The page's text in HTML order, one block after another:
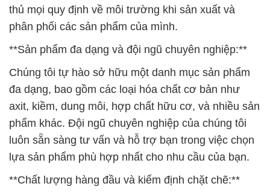
thủ mọi quy định về môi trường khi sản xuất và
phân phối các sản phẩm của mình.
**Sản phẩm đa dạng và đội ngũ chuyên nghiệp:**
Chúng tôi tự hào sở hữu một danh mục sản phẩm
đa dạng, bao gồm các loại hóa chất cơ bản như
axit, kiềm, dung môi, hợp chất hữu cơ, và nhiều sản
phẩm khác. Đội ngũ chuyên nghiệp của chúng tôi
luôn sẵn sàng tư vấn và hỗ trợ bạn trong việc chọn
lựa sản phẩm phù hợp nhất cho nhu cầu của bạn.
**Chất lượng hàng đầu và kiểm định chặt chẽ:**